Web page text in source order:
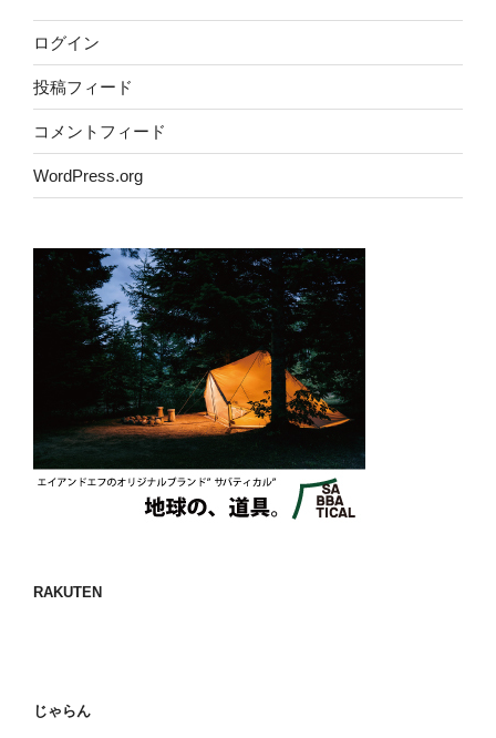
ログイン
投稿フィード
コメントフィード
WordPress.org
RAKUTEN